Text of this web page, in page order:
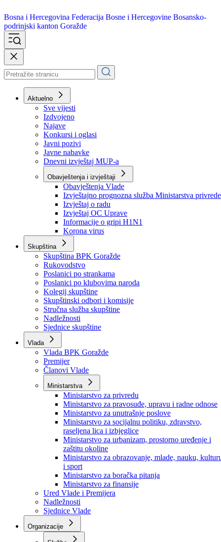
Bosna i Hercegovina
podrinjski kanton Goražde
Aktuelno
Sve vijesti
Izdvojeno
Najave
Konkursi i oglasi
Javni pozivi
Javne nabavke
Dnevni izvještaj MUP-a
Obavještenja i izvještaji
Obavještenja Vlade
Izvještajno prognozna služba Ministarstva privrede
Izvještaj o radu
Izvještaj OC Uprave
Informacije o gripi H1N1
Korona virus
Skupština
Skupština BPK Goražde
Rukovodstvo
Poslanici po strankama
Poslanici po klubovima naroda
Kolegij skupštine
Skupštinski odbori i komisije
Stručna služba skupštine
Nadležnosti
Sjednice skupštine
Vlada
Vlada BPK Goražde
Premijer
Članovi Vlade
Ministarstva
Ministarstvo za privredu
Ministarstvo za pravosuđe, upravu i radne odnose
Ministarstvo za unutrašnje poslove
Ministarstvo za socijalnu politiku, zdravstvo,
raseljena lica i izbjeglice
Ministarstvo za urbanizam, prostorno uređenje i
zaštitu okoline
Ministarstvo za obrazovanje, mlade, nauku,
i sport
Ministarstvo za boračka pitanja
Ministarstvo za finansije
Ured Vlade i Premijera
Nadležnosti
Sjednice Vlade